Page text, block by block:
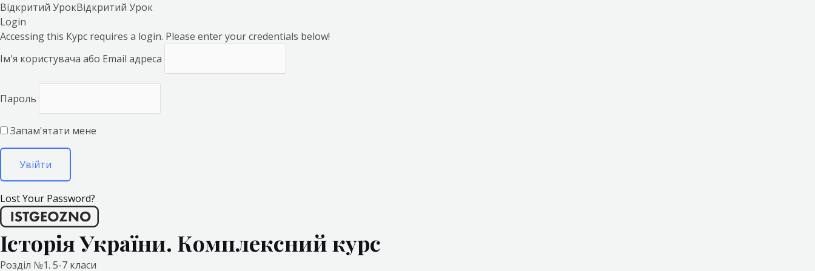
Відкритий УрокВідкритий Урок
Login
Accessing this Курс requires a login. Please enter your credentials below!
Ім'я користувача або Email адреса
Пароль
Запам'ятати мене
Lost Your Password?
Історія України. Комплексний курс
Розділ №1. 5-7 класи